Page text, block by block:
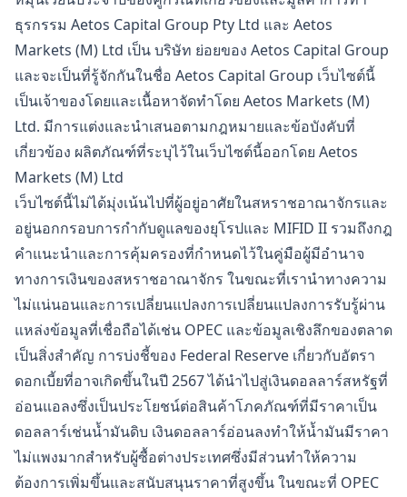
ธุรกรรม Aetos Capital Group Pty Ltd และ Aetos
Markets (M) Ltd เป็น บริษัท ย่อยของ Aetos Capital Group
และจะเป็นที่รู้จักกันในชื่อ Aetos Capital Group เว็บไซต์นี้
เป็นเจ้าของโดยและเนื้อหาจัดทำโดย Aetos Markets (M)
Ltd. มีการแต่งและนำเสนอตามกฎหมายและข้อบังคับที่
เกี่ยวข้อง ผลิตภัณฑ์ที่ระบุไว้ในเว็บไซต์นี้ออกโดย Aetos
Markets (M) Ltd
เว็บไซต์นี้ไม่ได้มุ่งเน้นไปที่ผู้อยู่อาศัยในสหราชอาณาจักรและ
อยู่นอกกรอบการกำกับดูแลของยุโรปและ MIFID II รวมถึงกฎ
คำแนะนำและการคุ้มครองที่กำหนดไว้ในคู่มือผู้มีอำนาจ
ทางการเงินของสหราชอาณาจักร ในขณะที่เรานำทางความ
ไม่แน่นอนและการเปลี่ยนแปลงการเปลี่ยนแปลงการรับรู้ผ่าน
แหล่งข้อมูลที่เชื่อถือได้เช่น OPEC และข้อมูลเชิงลึกของตลาด
เป็นสิ่งสำคัญ การบ่งชี้ของ Federal Reserve เกี่ยวกับอัตรา
ดอกเบี้ยที่อาจเกิดขึ้นในปี 2567 ได้นำไปสู่เงินดอลลาร์สหรัฐที่
อ่อนแอลงซึ่งเป็นประโยชน์ต่อสินค้าโภคภัณฑ์ที่มีราคาเป็น
ดอลลาร์เช่นน้ำมันดิบ เงินดอลลาร์อ่อนลงทำให้น้ำมันมีราคา
ไม่แพงมากสำหรับผู้ซื้อต่างประเทศซึ่งมีส่วนทำให้ความ
ต้องการเพิ่มขึ้นและสนับสนุนราคาที่สูงขึ้น ในขณะที่ OPEC